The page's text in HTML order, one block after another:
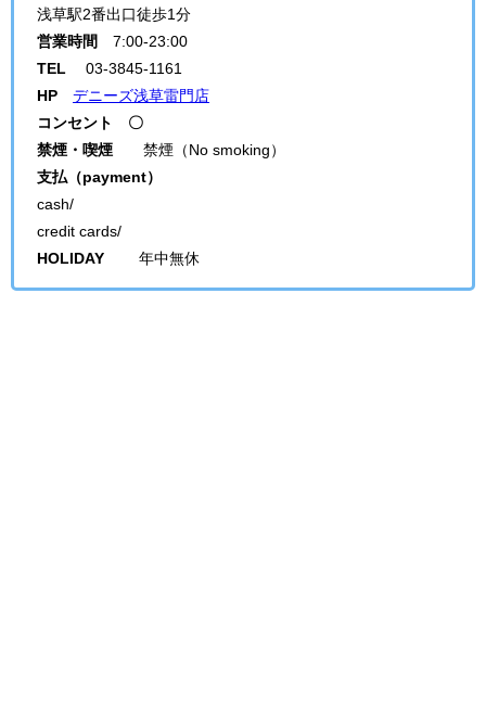
浅草駅2番出口徒歩1分
営業時間
7:00-23:00
TEL 03-3845-1161
HP デニーズ浅草雷門店
コンセント 〇
禁煙・喫煙 禁煙（No smoking）
支払（payment）
cash/
credit cards/
HOLIDAY 年中無休